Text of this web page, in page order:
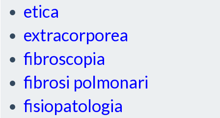
etica
extracorporea
fibroscopia
fibrosi polmonari
fisiopatologia